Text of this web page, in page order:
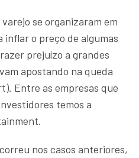
se organizaram em
inflar o preço de algumas
prejuízo a grandes
apostando na queda
Entre as empresas que
temos a
nos casos anteriores,